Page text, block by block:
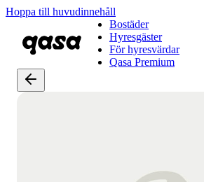
Hoppa till huvudinnehåll
Bostäder
Hyresgäster
För hyresvärdar
Qasa Premium